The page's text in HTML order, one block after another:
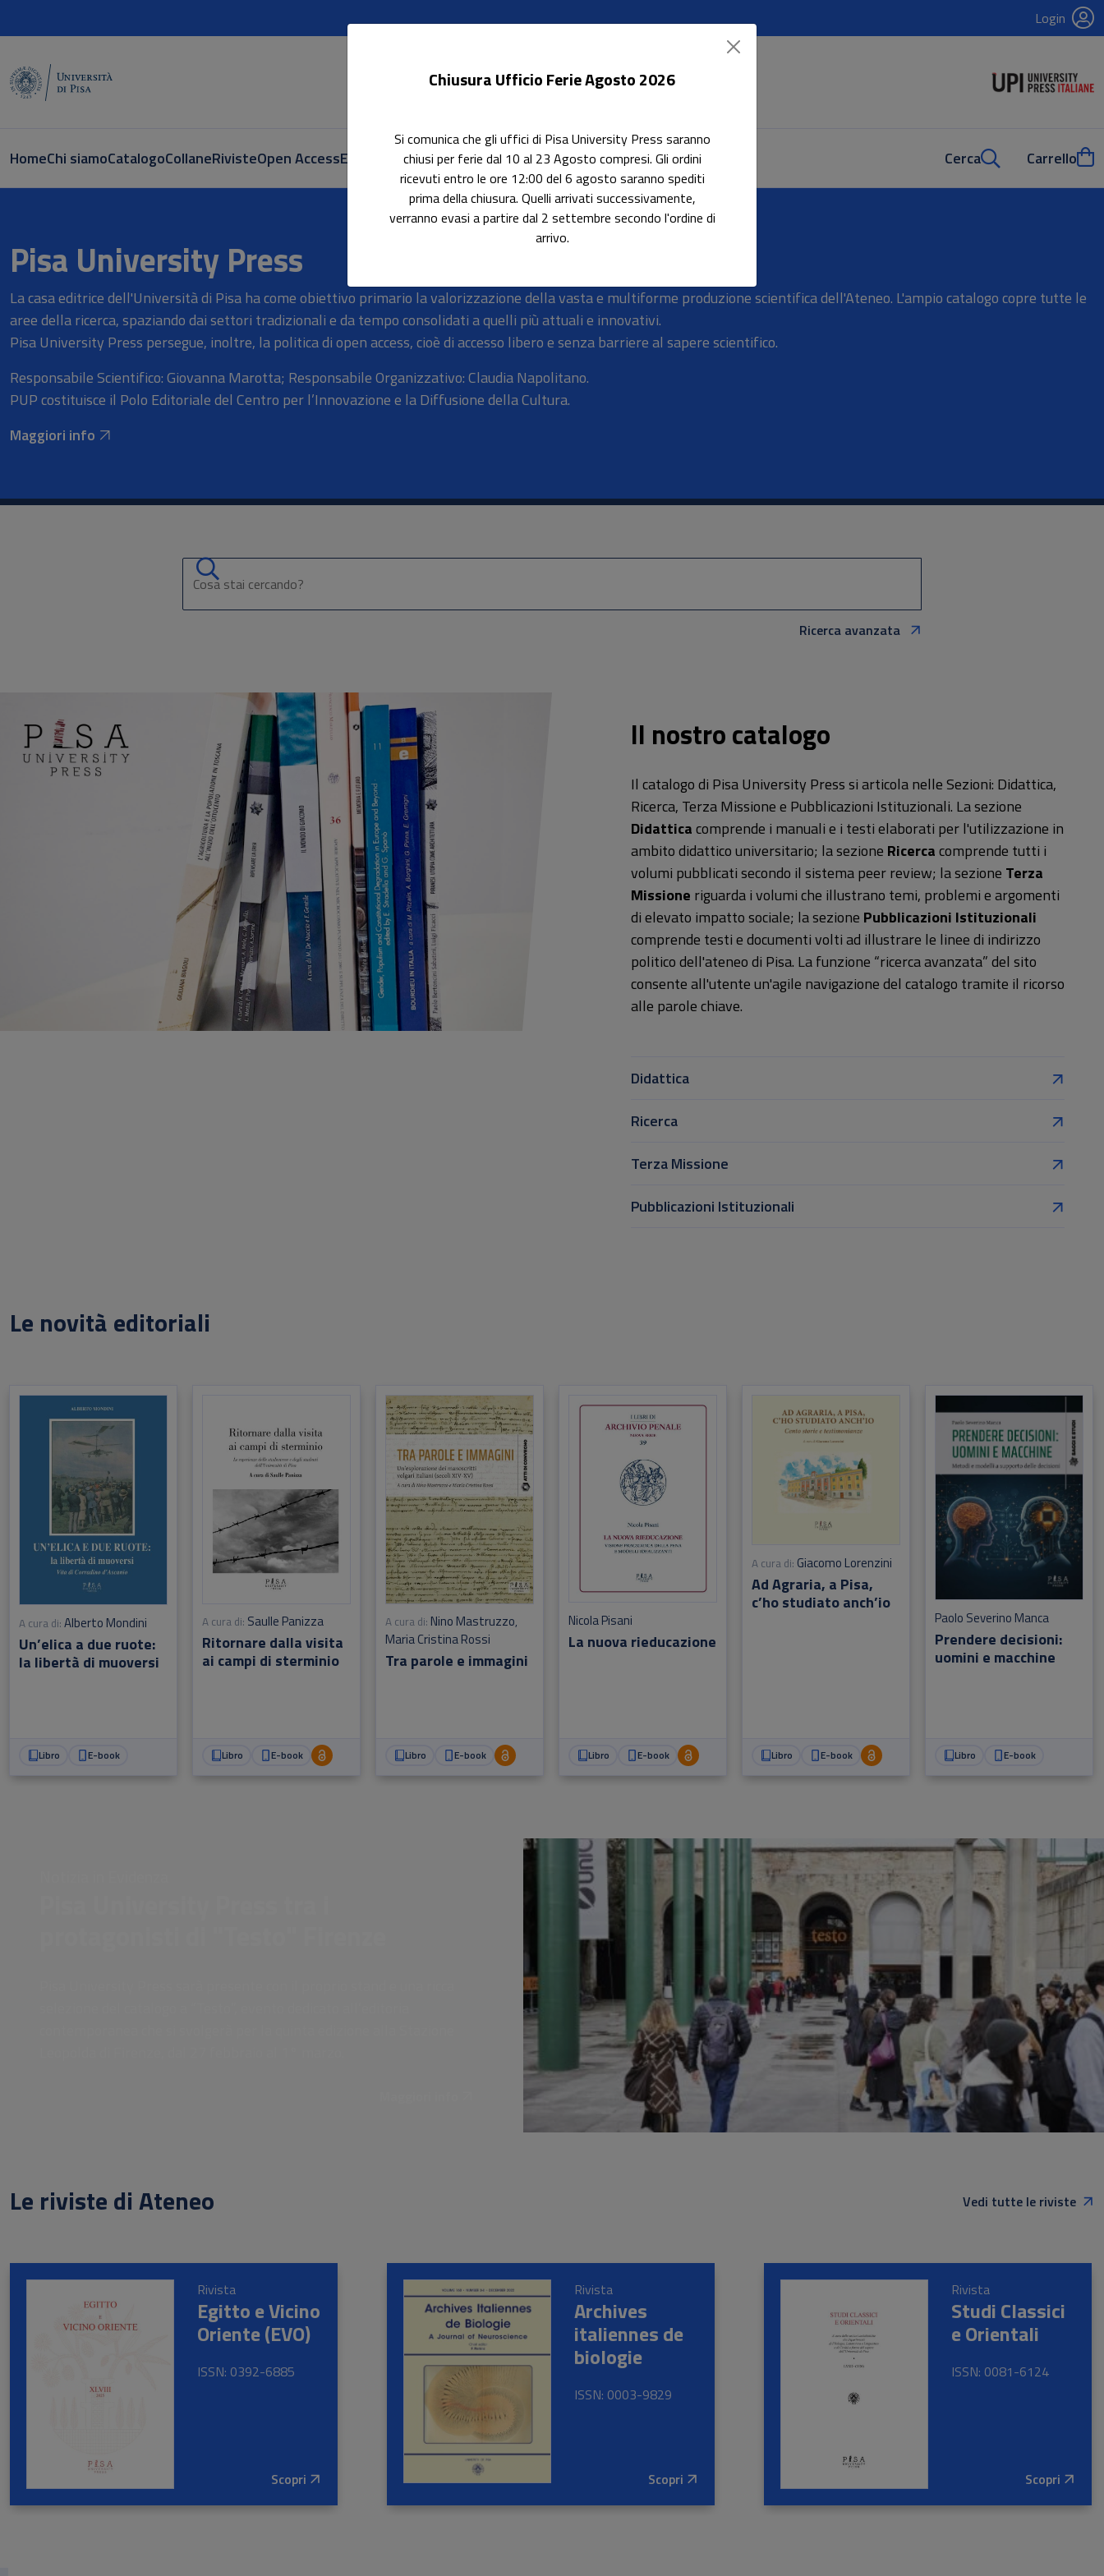
Login
HomeChi siamoCatalogoCollaneRivisteOpen AccessE-book AccessibiliIn evidenzaPubblica con noi Cerca Carrello
Vendita online Libri - PisaUniversityPress.it
Pisa University Press
La casa editrice dell'Università di Pisa ha come obiettivo primario la valorizzazione della vasta e multiforme produzione scientifica dell'Ateneo. L'ampio catalogo copre tutte le
aree della ricerca, spaziando dai settori tradizionali e da tempo consolidati a quelli più attuali e innovativi.
Pisa University Press persegue, inoltre, la politica di open access, cioè di accesso libero e senza barriere al sapere scientifico.
Responsabile Scientifico: Giovanna Marotta; Responsabile Organizzativo: Claudia Napolitano.
PUP costituisce il Polo Editoriale del Centro per l’Innovazione e la Diffusione della Cultura.
Maggiori info
Ricerca avanzata
Il nostro catalogo
Il catalogo di Pisa University Press si articola nelle Sezioni: Didattica,
Ricerca, Terza Missione e Pubblicazioni Istituzionali. La sezione
Didatticacomprende i manuali e i testi elaborati per l'utilizzazione in
ambito didattico universitario; la sezione Ricercacomprende tutti i
volumi pubblicati secondo il sistema peer review; la sezione Terza
Missione riguarda i volumi che illustrano temi, problemi e argomenti
di elevato impatto sociale; la sezione Pubblicazioni Istituzionali
comprende testi e documenti volti ad illustrare le linee di indirizzo
politico dell'ateneo di Pisa. La funzione “ricerca avanzata” del sito
consente all'utente un'agile navigazione del catalogo tramite il ricorso
alle parole chiave.
Didattica
Ricerca
Terza Missione
Pubblicazioni Istituzionali
Le novità editoriali
Un’elica a due ruote:
la libertà di muoversi
A cura di: Alberto Mondini
Libro E-book
Ritornare dalla visita
ai campi di sterminio
A cura di: Saulle Panizza
Libro E-book
Tra parole e immagini
A cura di: Nino Mastruzzo,
Maria Cristina Rossi
Libro E-book
La nuova rieducazione
Nicola Pisani
Libro E-book
Ad Agraria, a Pisa,
c’ho studiato anch’io
A cura di: Giacomo Lorenzini
Libro E-book
Prendere decisioni:
uomini e macchine
Paolo Severino Manca
Libro E-book
Le riviste di Ateneo Vedi tutte le riviste
Rivista
Egitto e Vicino
Oriente (EVO)
ISSN: 0392-6885
Scopri
Rivista
Archives
italiennes de
biologie
ISSN: 0003-9829
Scopri
Rivista
Studi Classici
e Orientali
ISSN: 0081-6124
Scopri
Chiusura Ufficio Ferie Agosto 2026
Si comunica che gli uffici di Pisa University Press saranno
chiusi per ferie dal 10 al 23 Agosto compresi. Gli ordini
ricevuti entro le ore 12:00 del 6 agosto saranno spediti
prima della chiusura. Quelli arrivati successivamente,
verranno evasi a partire dal 2 settembre secondo l'ordine di
arrivo.